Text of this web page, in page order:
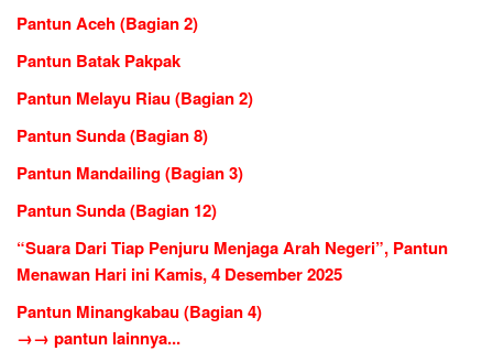
Pantun Aceh (Bagian 2)
Pantun Batak Pakpak
Pantun Melayu Riau (Bagian 2)
Pantun Sunda (Bagian 8)
Pantun Mandailing (Bagian 3)
Pantun Sunda (Bagian 12)
“Suara Dari Tiap Penjuru Menjaga Arah Negeri”, Pantun
Menawan Hari ini Kamis, 4 Desember 2025
Pantun Minangkabau (Bagian 4)
→→ pantun lainnya...